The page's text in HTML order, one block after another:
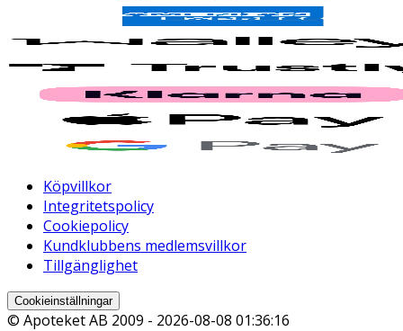
Köpvillkor
Integritetspolicy
Cookiepolicy
Kundklubbens medlemsvillkor
Tillgänglighet
Cookieinställningar
© Apoteket AB 2009 - 2026-08-08 01:36:16